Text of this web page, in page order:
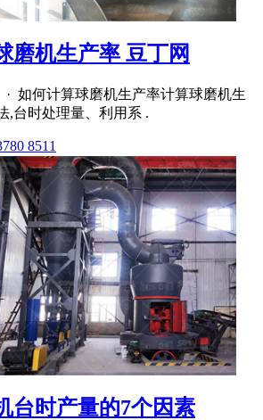
磨机生产率 豆丁网
· 如何计算球磨机生产率计算球磨机生
,台时处理量、利用系 .
8511
台时产量的7个因素